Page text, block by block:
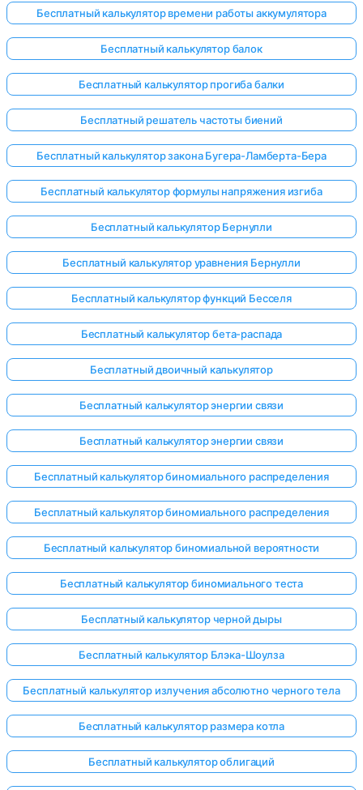
Бесплатный калькулятор времени работы аккумулятора
Бесплатный калькулятор балок
Бесплатный калькулятор прогиба балки
Бесплатный решатель частоты биений
Бесплатный калькулятор закона Бугера-Ламберта-Бера
Бесплатный калькулятор формулы напряжения изгиба
Бесплатный калькулятор Бернулли
Бесплатный калькулятор уравнения Бернулли
Бесплатный калькулятор функций Бесселя
Бесплатный калькулятор бета-распада
Бесплатный двоичный калькулятор
Бесплатный калькулятор энергии связи
Бесплатный калькулятор энергии связи
Бесплатный калькулятор биномиального распределения
Бесплатный калькулятор биномиального распределения
Бесплатный калькулятор биномиальной вероятности
Бесплатный калькулятор биномиального теста
Бесплатный калькулятор черной дыры
Бесплатный калькулятор Блэка-Шоулза
Бесплатный калькулятор излучения абсолютно черного тела
Бесплатный калькулятор размера котла
Бесплатный калькулятор облигаций